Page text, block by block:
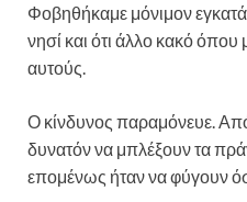
Φοβηθήκαμε μόνιμον
νησί και ότι άλλο κακό
αυτούς.
Ο κίνδυνος παραμόνευε.
δυνατόν να μπλέξουν τα
επομένως ήταν να φύγουν